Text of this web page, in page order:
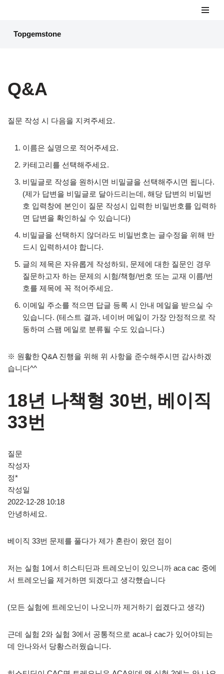
너
뛰
Topgemstone
Q&A
질문 작성 시 다음을 지켜주세요.
이름은 실명으로 적어주세요.
카테고리를 선택해주세요.
비밀글로 작성을 원하시면 비밀글을 선택해주시면 됩니다.
(제가 답변을 비밀글로 달아드리는데, 해당 답변의 비밀번
호 입력창에 본인이 질문 작성시 입력한 비밀번호를 입력하
면 답변을 확인하실 수 있습니다)
비밀글을 선택하지 않더라도 비밀번호는 글수정을 위해 반
드시 입력하셔야 합니다.
글의 제목은 자유롭게 작성하되, 문제에 대한 질문인 경우
질문하고자 하는 문제의 시험/책형/번호 또는 교재 이름/번
호를 제목에 꼭 적어주세요.
이메일 주소를 적으면 답글 등록 시 안내 메일을 받으실 수
있습니다. (테스트 결과, 네이버 메일이 가장 안정적으로 작
동하며 스팸 메일로 분류될 수도 있습니다.)
※ 원활한 Q&A 진행을 위해 위 사항을 준수해주시면 감사하겠
습니다^^
18년 나책형 30번, 베이직
33번
질문
작성자
정*
작성일
2022-12-28 10:18
안녕하세요.
베이직 33번 문제를 풀다가 제가 혼란이 왔던 점이
저는 실험 1에서 히스티딘과 트레오닌이 있으니까 aca cac 중에
서 트레오닌을 제거하면 되겠다고 생각했습니다
(모든 실험에 트레오닌이 나오니까 제거하기 쉽겠다고 생각)
근데 실험 2와 실험 3에서 공통적으로 aca나 cac가 있어야되는
데 안나와서 당황스러웠습니다.